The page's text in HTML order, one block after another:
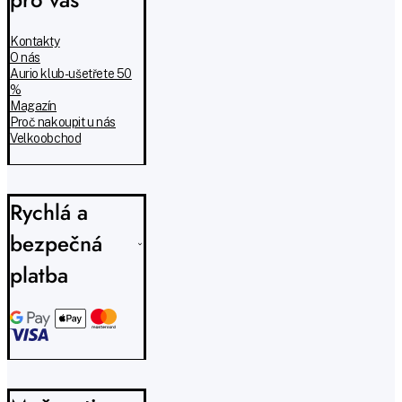
Kontakty
O nás
Aurio klub - ušetřete 50
%
Magazín
Proč nakoupit u nás
Velkoobchod
Rychlá a
bezpečná
platba